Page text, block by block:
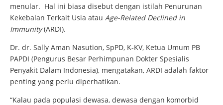
menular. Hal ini biasa disebut dengan istilah Penurunan
Kekebalan Terkait Usia atau Age-Related Declined in
Immunity(ARDI).
Dr. dr. Sally Aman Nasution, SpPD, K-KV, Ketua Umum PB
PAPDI (Pengurus Besar Perhimpunan Dokter Spesialis
Penyakit Dalam Indonesia), mengatakan, ARDI adalah faktor
penting yang perlu diperhatikan.
“Kalau pada populasi dewasa, dewasa dengan komorbid